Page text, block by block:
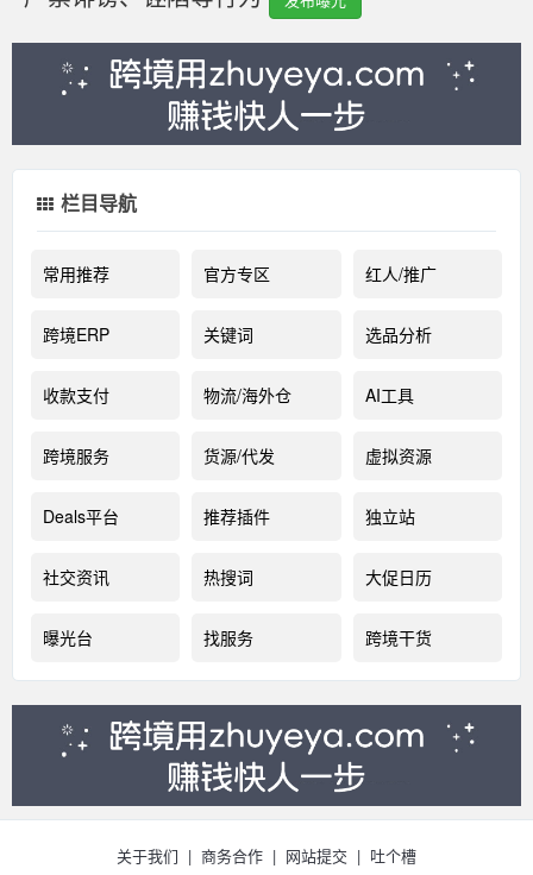
栏目导航
常用推荐 官方专区 红人/推广
跨境ERP 关键词 选品分析
收款支付 物流/海外仓 AI工具
跨境服务 货源/代发 虚拟资源
Deals平台 推荐插件 独立站
社交资讯 热搜词 大促日历
曝光台 找服务 跨境干货
关于我们 | 商务合作 | 网站提交 | 吐个槽